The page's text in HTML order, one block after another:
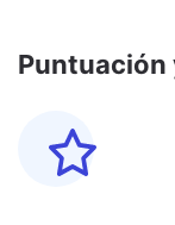
Puntuación